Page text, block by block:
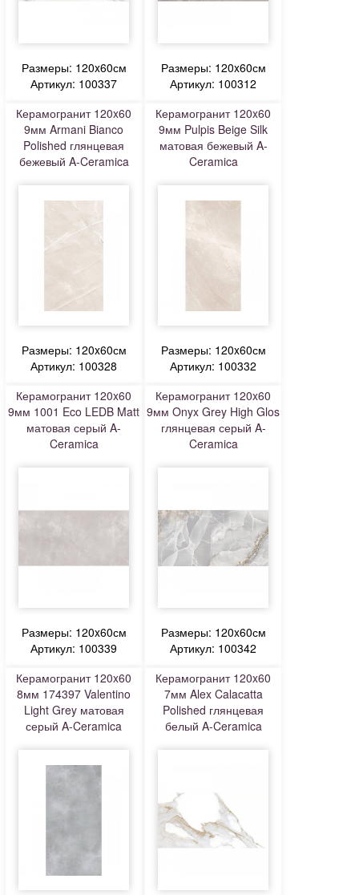
Размеры: 120x60см
Артикул: 100337
Размеры: 120x60см
Артикул: 100312
Керамогранит 120x60
9мм Armani Bianco
Polished глянцевая
бежевый A-Ceramica
Размеры: 120x60см
Артикул: 100328
Керамогранит 120x60
9мм Pulpis Beige Silk
матовая бежевый A-
Ceramica
Размеры: 120x60см
Артикул: 100332
Керамогранит 120x60
9мм 1001 Eco LEDB Matt
матовая серый A-
Ceramica
Размеры: 120x60см
Артикул: 100339
Керамогранит 120x60
9мм Onyx Grey High Glos
глянцевая серый A-
Ceramica
Размеры: 120x60см
Артикул: 100342
Керамогранит 120x60
8мм 174397 Valentino
Light Grey матовая
серый A-Ceramica
Керамогранит 120x60
7мм Alex Calacatta
Polished глянцевая
белый A-Ceramica